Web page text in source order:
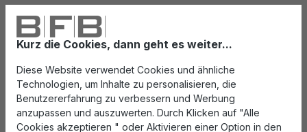
Kurz die Cookies, dann geht es weiter...
Diese Website verwendet Cookies und ähnliche
Technologien, um Inhalte zu personalisieren, die
Benutzererfahrung zu verbessern und Werbung
anzupassen und auszuwerten. Durch Klicken auf "Alle
Cookies akzeptieren " oder Aktivieren einer Option in den